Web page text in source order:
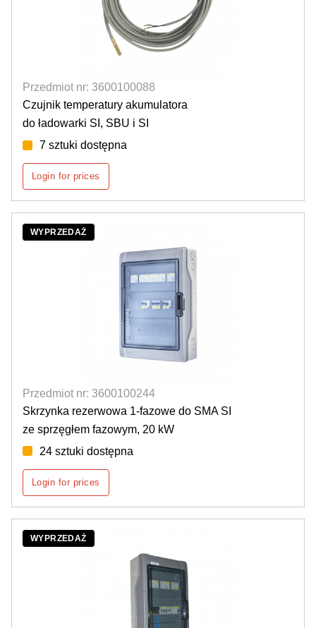
Przedmiot nr: 3600100088
Czujnik temperatury akumulatora
do ładowarki SI, SBU i SI
7 sztuki dostępna
Login for prices
WYPRZEDAŻ
Przedmiot nr: 3600100244
Skrzynka rezerwowa 1-fazowe do SMA SI
ze sprzęgłem fazowym, 20 kW
24 sztuki dostępna
Login for prices
WYPRZEDAŻ